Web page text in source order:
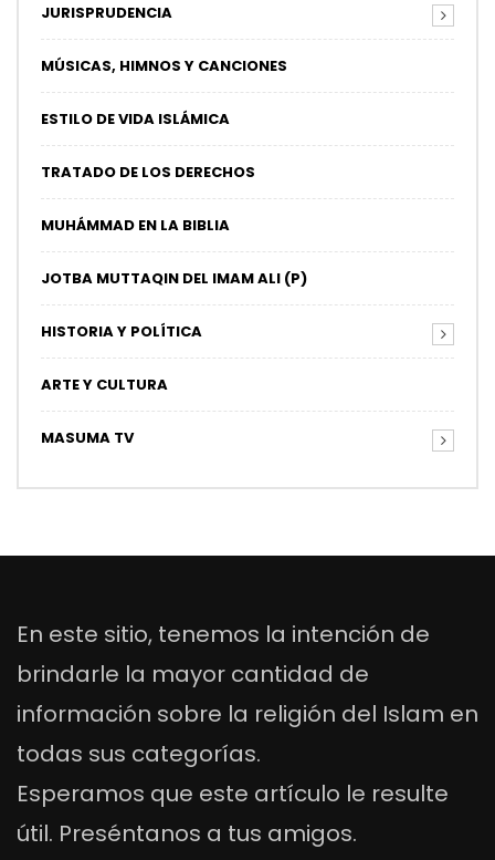
JURISPRUDENCIA
MÚSICAS, HIMNOS Y CANCIONES
ESTILO DE VIDA ISLÁMICA
TRATADO DE LOS DERECHOS
MUHÁMMAD EN LA BIBLIA
JOTBA MUTTAQIN DEL IMAM ALI (P)
HISTORIA Y POLÍTICA
ARTE Y CULTURA
MASUMA TV
En este sitio, tenemos la intención de
brindarle la mayor cantidad de
información sobre la religión del Islam en
todas sus categorías.
Esperamos que este artículo le resulte
útil. Preséntanos a tus amigos.